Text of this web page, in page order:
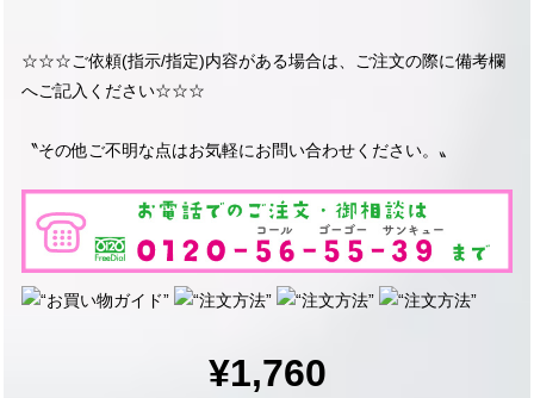
☆☆☆ご依頼(指示/指定)内容がある場合は、ご注文の際に備考欄
へご記入ください☆☆☆
〝その他ご不明な点はお気軽にお問い合わせください。〟
¥1,760